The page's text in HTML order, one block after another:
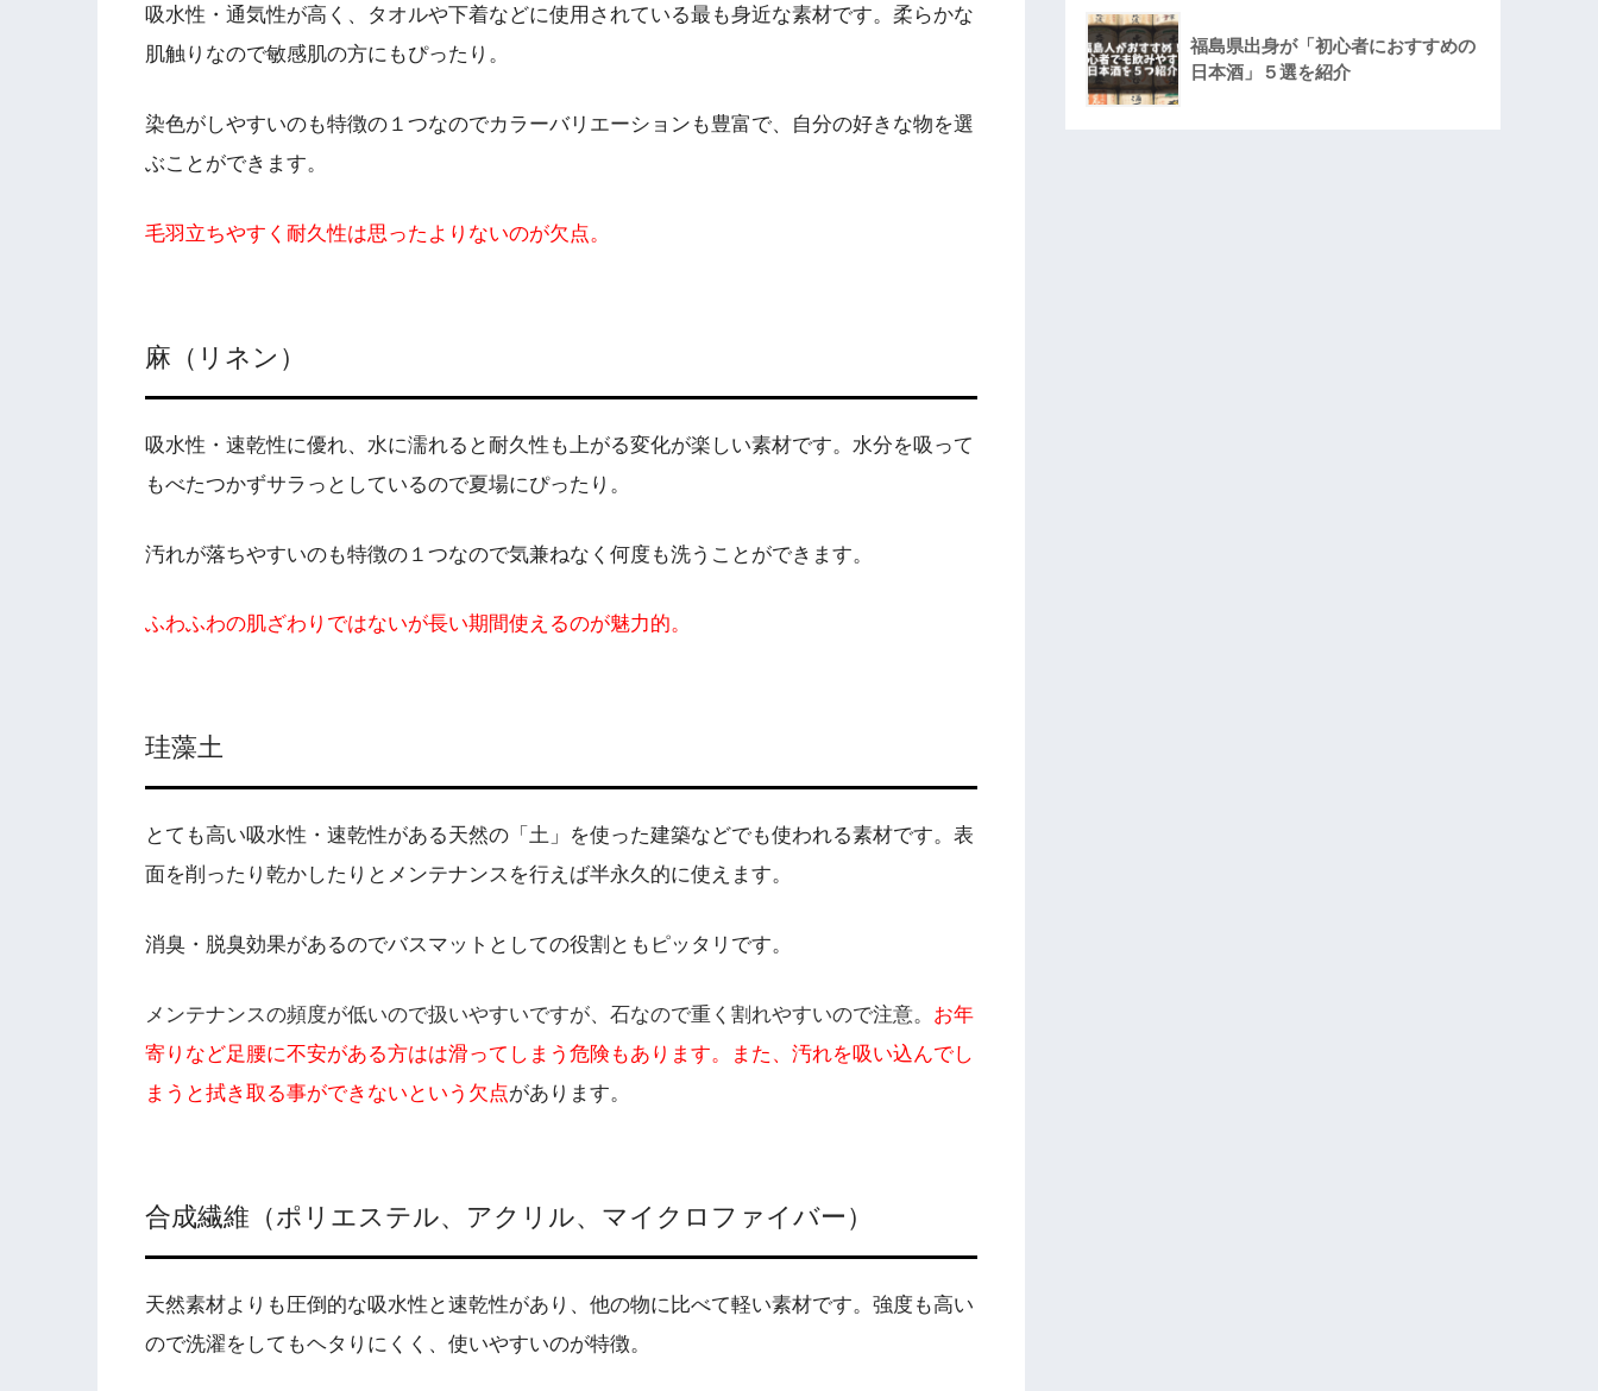
吸水性・通気性が高く、タオルや下着などに使用されている最も身近な素材です。柔らかな
肌触りなので敏感肌の方にもぴったり。
染色がしやすいのも特徴の１つなのでカラーバリエーションも豊富で、自分の好きな物を選
ぶことができます。
毛羽立ちやすく耐久性は思ったよりないのが欠点。
麻（リネン）
吸水性・速乾性に優れ、水に濡れると耐久性も上がる変化が楽しい素材です。水分を吸って
もべたつかずサラっとしているので夏場にぴったり。
汚れが落ちやすいのも特徴の１つなので気兼ねなく何度も洗うことができます。
ふわふわの肌ざわりではないが長い期間使えるのが魅力的。
珪藻土
とても高い吸水性・速乾性がある天然の「土」を使った建築などでも使われる素材です。表
面を削ったり乾かしたりとメンテナンスを行えば半永久的に使えます。
消臭・脱臭効果があるのでバスマットとしての役割ともピッタリです。
メンテナンスの頻度が低いので扱いやすいですが、石なので重く割れやすいので注意。 お年
寄りなど足腰に不安がある方はは滑ってしまう危険もあります。また、汚れを吸い込んでし
まうと拭き取る事ができないという欠点があります。
合成繊維（ポリエステル、アクリル、マイクロファイバー）
天然素材よりも圧倒的な吸水性と速乾性があり、他の物に比べて軽い素材です。強度も高い
ので洗濯をしてもヘタりにくく、使いやすいのが特徴。
福島県出身が「初心者におすすめの
日本酒」５選を紹介